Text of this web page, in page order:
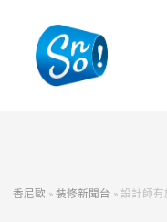
香尼歐 »裝修新聞台 » 設計師